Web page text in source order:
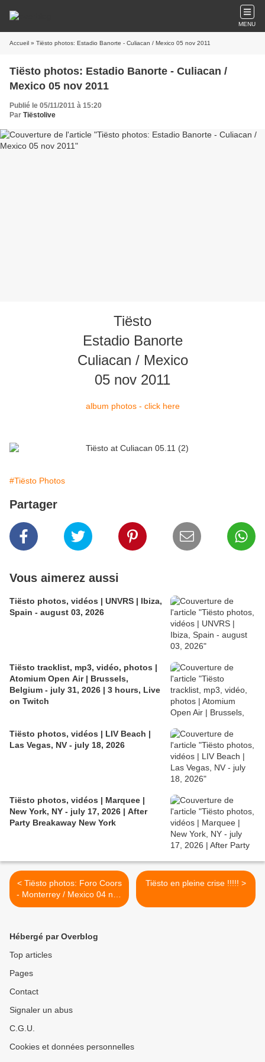
MENU
Accueil » Tiësto photos: Estadio Banorte - Culiacan / Mexico 05 nov 2011
Tiësto photos: Estadio Banorte - Culiacan /
Mexico 05 nov 2011
Publié le 05/11/2011 à 15:20
Par Tiëstolive
Tiësto
Estadio Banorte
Culiacan / Mexico
05 nov 2011
album photos - click here
#Tiësto Photos
Partager
Vous aimerez aussi
Tiësto photos, vidéos | UNVRS | Ibiza,
Spain - august 03, 2026
Tiësto tracklist, mp3, vidéo, photos |
Atomium Open Air | Brussels,
Belgium - july 31, 2026 | 3 hours, Live
on Twitch
Tiësto photos, vidéos | LIV Beach |
Las Vegas, NV - july 18, 2026
Tiësto photos, vidéos | Marquee |
New York, NY - july 17, 2026 | After
Party Breakaway New York
< Tiësto photos: Foro Coors
- Monterrey / Mexico 04 nov
2011
Tiësto en pleine crise !!!!! >
Hébergé par Overblog
Top articles
Pages
Contact
Signaler un abus
C.G.U.
Cookies et données personnelles